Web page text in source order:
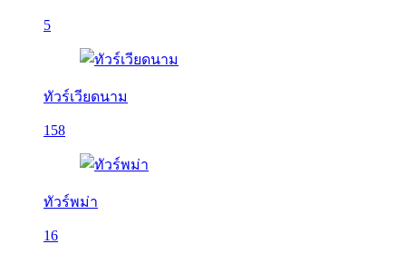
5
ทัวร์เวียดนาม
158
ทัวร์พม่า
16